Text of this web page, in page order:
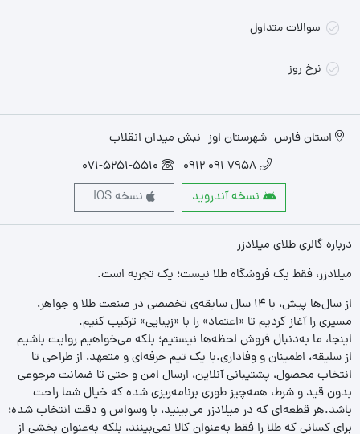
سوالات متداول
نرخ روز
استان فارس- شهرستان اوز- نبش میدان انقلاب
7958 091 0912
071-5251-5510
نسخه آندروید
نسخه IOS
درباره گالری طلای میلادزر
میلادزر، فقط یک فروشگاه طلا نیست؛ یک تجربه‌ است.
از سال‌ها پیش، با ۱۴ سال سابقه‌ی تخصصی در صنعت طلا و جواهر،
مسیری را آغاز کردیم تا «اعتماد» را با «زیبایی» ترکیب کنیم.
اینجا، ما به‌دنبال فروش لحظه‌ها نیستیم؛ بلکه می‌خواهیم روایت باشیم
از سلیقه، اطمینان و وفاداری.با یک تیم حرفه‌ای و متعهد، از طراحی تا
انتخاب محصول، پشتیبانی آنلاین، ارسال امن و حتی تا ضمانت مرجوعی
بدون قید و شرط، همه‌چیز طوری برنامه‌ریزی شده که خیال شما راحت
باشد.هر قطعه‌ای که در میلادزر می‌بینید، با وسواس و دقت انتخاب شده؛
برای کسانی که طلا را فقط به‌عنوان کالا نمی‌بینند، بلکه به‌عنوان بخشی از